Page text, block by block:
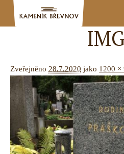
Zveřejněno 28.7.2020 jako 1200 ×